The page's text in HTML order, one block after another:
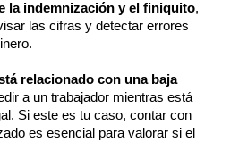
la indemnización y el finiquito,
las cifras y detectar errores
relacionado con una baja
a un trabajador mientras está
Si este es tu caso, contar con
es esencial para valorar si el